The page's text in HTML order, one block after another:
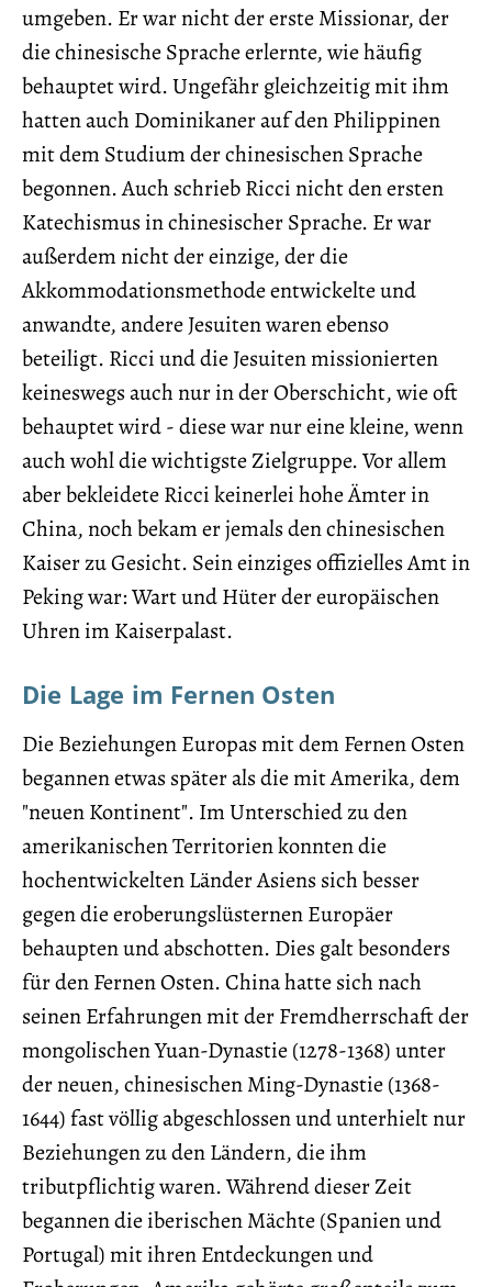
umgeben. Er war nicht der erste Missionar, der
die chinesische Sprache erlernte, wie häufig
behauptet wird. Ungefähr gleichzeitig mit ihm
hatten auch Dominikaner auf den Philippinen
mit dem Studium der chinesischen Sprache
begonnen. Auch schrieb Ricci nicht den ersten
Katechismus in chinesischer Sprache. Er war
außerdem nicht der einzige, der die
Akkommodationsmethode entwickelte und
anwandte, andere Jesuiten waren ebenso
beteiligt. Ricci und die Jesuiten missionierten
keineswegs auch nur in der Oberschicht, wie oft
behauptet wird - diese war nur eine kleine, wenn
auch wohl die wichtigste Zielgruppe. Vor allem
aber bekleidete Ricci keinerlei hohe Ämter in
China, noch bekam er jemals den chinesischen
Kaiser zu Gesicht. Sein einziges offizielles Amt in
Peking war: Wart und Hüter der europäischen
Uhren im Kaiserpalast.
Die Lage im Fernen Osten
Die Beziehungen Europas mit dem Fernen Osten
begannen etwas später als die mit Amerika, dem
"neuen Kontinent". Im Unterschied zu den
amerikanischen Territorien konnten die
hochentwickelten Länder Asiens sich besser
gegen die eroberungslüsternen Europäer
behaupten und abschotten. Dies galt besonders
für den Fernen Osten. China hatte sich nach
seinen Erfahrungen mit der Fremdherrschaft der
mongolischen Yuan-Dynastie (1278-1368) unter
der neuen, chinesischen Ming-Dynastie (1368-
1644) fast völlig abgeschlossen und unterhielt nur
Beziehungen zu den Ländern, die ihm
tributpflichtig waren. Während dieser Zeit
begannen die iberischen Mächte (Spanien und
Portugal) mit ihren Entdeckungen und